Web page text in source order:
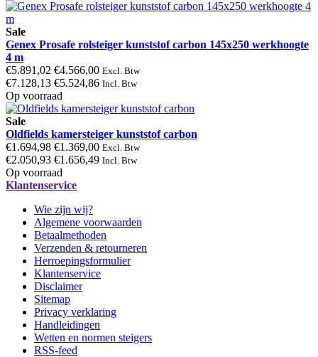
Sale
Genex Prosafe rolsteiger kunststof carbon 145x250 werkhoogte
4 m
€5.891,02 €4.566,00 Excl. Btw
€7.128,13 €5.524,86 Incl. Btw
Op voorraad
Sale
Oldfields kamersteiger kunststof carbon
€1.694,98 €1.369,00 Excl. Btw
€2.050,93 €1.656,49 Incl. Btw
Op voorraad
Klantenservice
Wie zijn wij?
Algemene voorwaarden
Betaalmethoden
Verzenden & retourneren
Herroepingsformulier
Klantenservice
Disclaimer
Sitemap
Privacy verklaring
Handleidingen
Wetten en normen steigers
RSS-feed